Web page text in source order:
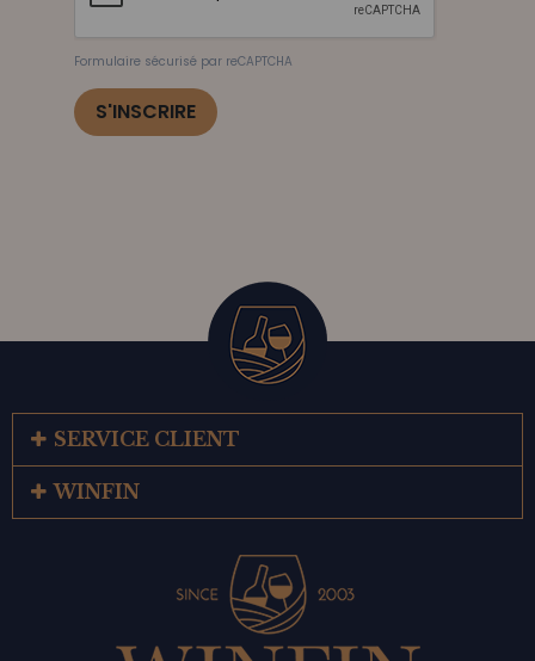
Formulaire sécurisé par reCAPTCHA
S'INSCRIRE
SERVICE CLIENT
WINFIN